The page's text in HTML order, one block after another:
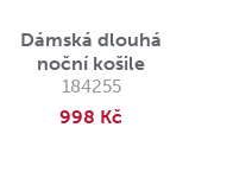
Dámská dlouhá
noční košile
184255
998 Kč